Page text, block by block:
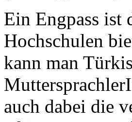
Ein Engpass
Hochschulen
kann man
auch dabei die